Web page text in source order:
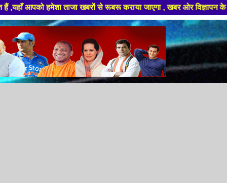
खबरों से रूबरू कराया जाएगा , खबर ओर विज्ञापन के लिए संपर्क करे